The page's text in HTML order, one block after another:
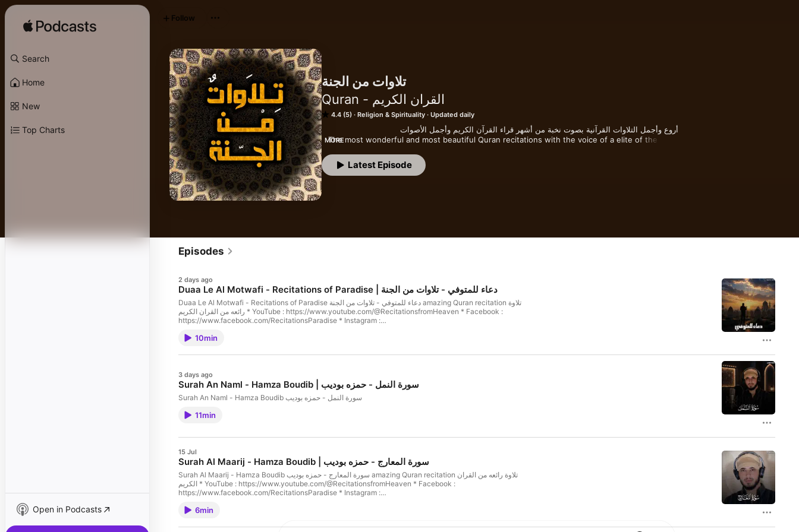
Search
Home
New
Top Charts
Open in Podcasts
تلاوات من الجنة
Quran - القران الكريم
4.4 (5) Religion & Spirituality Updated daily
The most wonderful and most beautiful Quran recitations with the voice of a elite of the most
MORE
Latest Episode
Follow
Episodes
2 days ago
Duaa Le Al Motwafi - Recitations of Paradise | دعاء للمتوفي - تلاوات من الجنة
Duaa Le Al Motwafi - Recitations of Paradise دعاء للمتوفي - تلاوات من الجنة amazing Quran recitation تلاوة
رائعه من القران الكريم * YouTube : https://www.youtube.com/@RecitationsfromHeaven * Facebook :
https://www.facebook.com/RecitationsParadise * Instagram :
10min
3 days ago
Surah An Naml - Hamza Boudib | سورة النمل - حمزه بوديب
Surah An Naml - Hamza Boudib سورة النمل - حمزه بوديب
11min
15 Jul
Surah Al Maarij - Hamza Boudib | سورة المعارج - حمزه بوديب
Surah Al Maarij - Hamza Boudib سورة المعارج - حمزه بوديب amazing Quran recitation تلاوة رائعه من القران
الكريم * YouTube : https://www.youtube.com/@RecitationsfromHeaven * Facebook :
https://www.facebook.com/RecitationsParadise * Instagram :
6min